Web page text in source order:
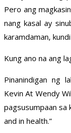
Pero ang
nang kasal ay
karamdaman,
Kung ano na ang
Pinanindigan ng
Kevin At Wendy
pagsusumpaan sa
and in health.”